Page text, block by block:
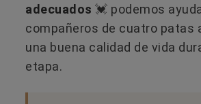
adecuados 💓 podemos
compañeros de cuatro patas
una buena calidad de vida
etapa.